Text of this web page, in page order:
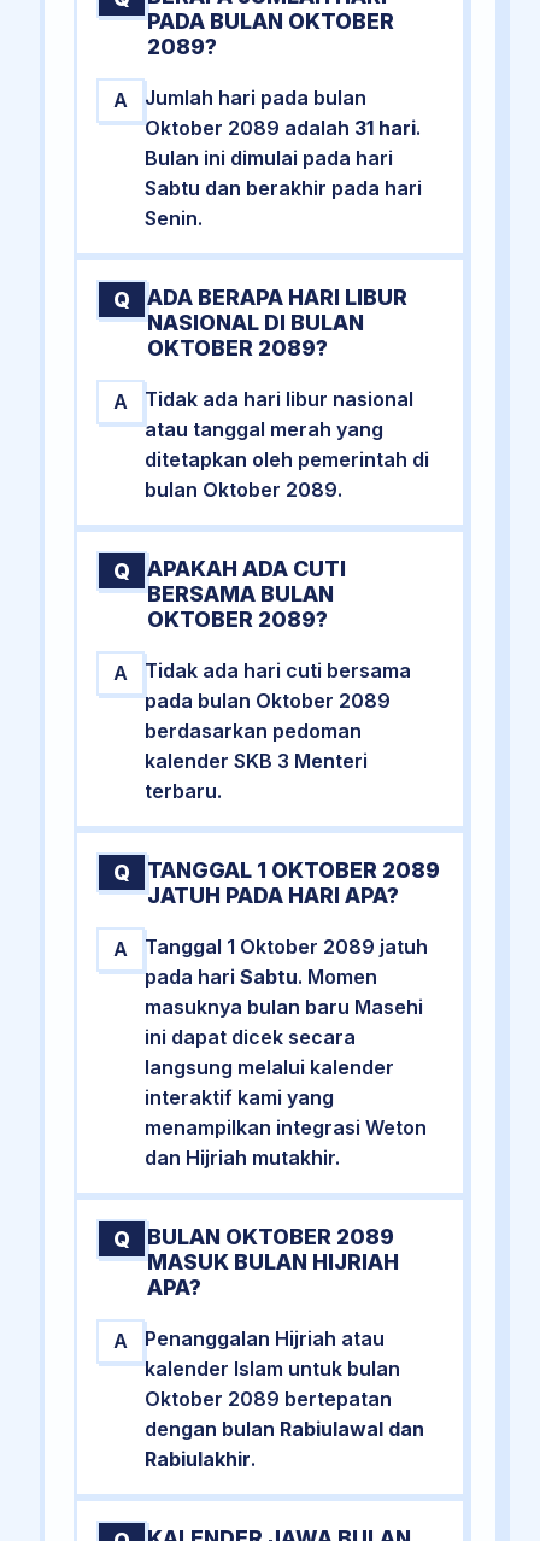
PADA BULAN OKTOBER
2089?
A
Jumlah hari pada bulan
Oktober 2089 adalah 31 hari.
Bulan ini dimulai pada hari
Sabtu dan berakhir pada hari
Senin.
Q
ADA BERAPA HARI LIBUR
NASIONAL DI BULAN
OKTOBER 2089?
A
Tidak ada hari libur nasional
atau tanggal merah yang
ditetapkan oleh pemerintah di
bulan Oktober 2089.
Q
APAKAH ADA CUTI
BERSAMA BULAN
OKTOBER 2089?
A
Tidak ada hari cuti bersama
pada bulan Oktober 2089
berdasarkan pedoman
kalender SKB 3 Menteri
terbaru.
Q
TANGGAL 1 OKTOBER 2089
JATUH PADA HARI APA?
A
Tanggal 1 Oktober 2089 jatuh
pada hari Sabtu. Momen
masuknya bulan baru Masehi
ini dapat dicek secara
langsung melalui kalender
interaktif kami yang
menampilkan integrasi Weton
dan Hijriah mutakhir.
Q
BULAN OKTOBER 2089
MASUK BULAN HIJRIAH
APA?
A
Penanggalan Hijriah atau
kalender Islam untuk bulan
Oktober 2089 bertepatan
dengan bulan Rabiulawal dan
Rabiulakhir.